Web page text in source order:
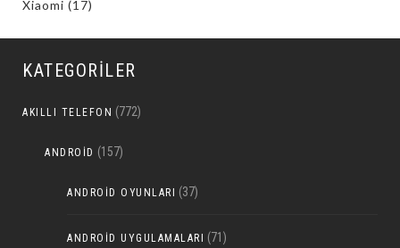
Xiaomi (17)
KATEGORILER
AKILLI TELEFON (772)
ANDROID (157)
ANDROID OYUNLARI (37)
ANDROID UYGULAMALARI (71)